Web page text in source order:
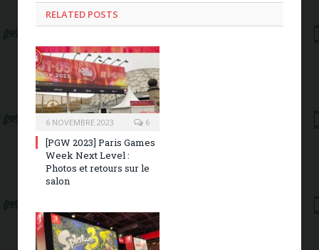
RELATED POSTS
6 NOVEMBRE 2023 6
[PGW 2023] Paris Games
Week Next Level :
Photos et retours sur le
salon